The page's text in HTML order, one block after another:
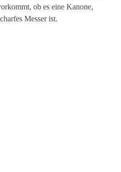
ob es eine Kanone,
Messer ist.